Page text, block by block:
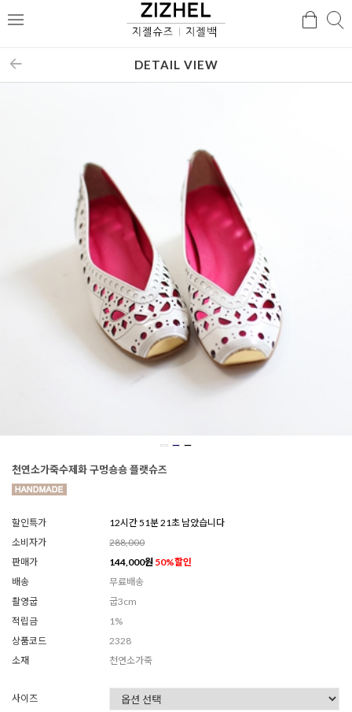
메
검
DETAIL VIEW
천연소가죽수제화 구멍숑숑 플랫슈즈
할인특가
12시간 51분 19초 남았습니다
소비자가
288,000
판매가
144,000원 50%할인
배송
무료배송
촬영굽
굽3cm
적립금
1%
상품코드
2328
소재
천연소가죽
사이즈